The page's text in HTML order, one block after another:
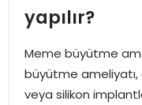
SPOR
yapılır?
Meme büyütme
büyütme
veya silikon